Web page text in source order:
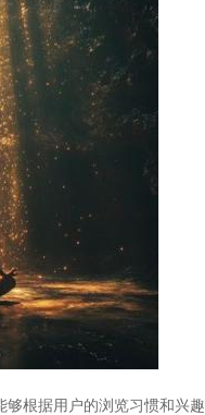
根据用户的浏览习惯和兴